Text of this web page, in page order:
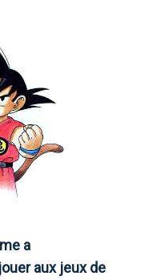
a
aux jeux de